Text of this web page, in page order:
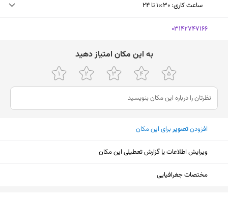
ساعت کاری: ۱۰:۳۰ تا ۲۴
یکشنبه (امروز)
چهارشنبه
۱۰:۳۰ تا ۲۴
پنجشنبه
۱۰:۳۰ تا ۲۴
جمعه
شنبه
‎03142747166
ﺑﻪ اﯾﻦ ﻣﮑﺎن اﻣﺘﯿﺎز دﻫﯿﺪ
افزودنتصویربرای این مکان
ویرایش اطلاعات یا گزارش تعطیلی این مکان
مختصات جغرافیایی